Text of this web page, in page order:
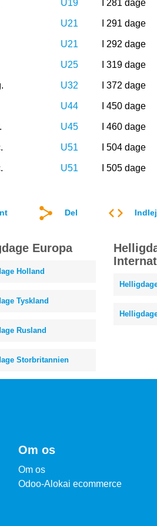
U19 I 281 dage
U21 I 291 dage
U21 I 292 dage
U25 I 319 dage
U32 I 372 dage
U44 I 450 dage
U45 I 460 dage
U51 I 504 dage
U51 I 505 dage
Del
Europa
Holland
Tyskland
Rusland
Storbritannien
Om os
Om os
Odoo-Alokai ecommerce